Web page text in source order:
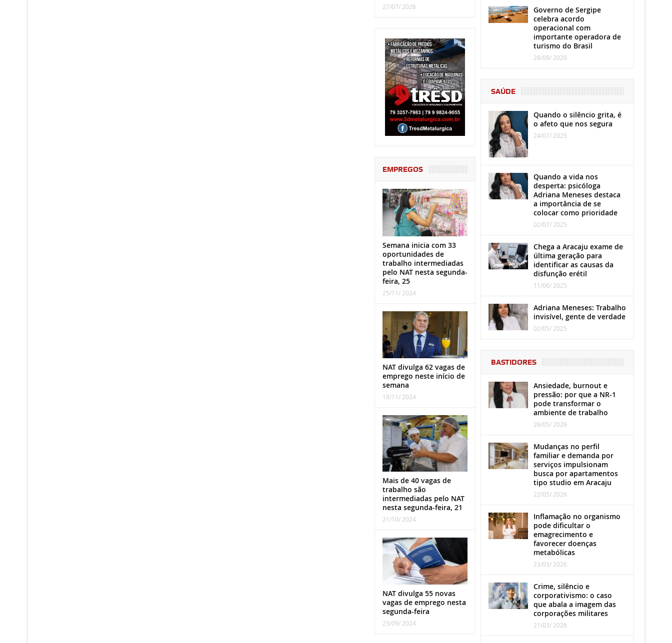
27/07/ 2026
EMPREGOS
Semana inicia com 33
oportunidades de
trabalho intermediadas
pelo NAT nesta segunda-
feira, 25
25/11/ 2024
NAT divulga 62 vagas de
emprego neste início de
semana
18/11/ 2024
Mais de 40 vagas de
trabalho são
intermediadas pelo NAT
nesta segunda-feira, 21
21/10/ 2024
NAT divulga 55 novas
vagas de emprego nesta
segunda-feira
23/09/ 2024
Governo de Sergipe
celebra acordo
operacional com
importante operadora de
turismo do Brasil
28/09/ 2020
SAÚDE
Quando o silêncio grita, é
o afeto que nos segura
24/07/ 2025
Quando a vida nos
desperta: psicóloga
Adriana Meneses destaca
a importância de se
colocar como prioridade
02/07/ 2025
Chega a Aracaju exame de
última geração para
identificar as causas da
disfunção erétil
11/06/ 2025
Adriana Meneses: Trabalho
invisível, gente de verdade
02/05/ 2025
BASTIDORES
Ansiedade, burnout e
pressão: por que a NR-1
pode transformar o
ambiente de trabalho
26/05/ 2026
Mudanças no perfil
familiar e demanda por
serviços impulsionam
busca por apartamentos
tipo studio em Aracaju
22/05/ 2026
Inflamação no organismo
pode dificultar o
emagrecimento e
favorecer doenças
metabólicas
23/03/ 2026
Crime, silêncio e
corporativismo: o caso
que abala a imagem das
corporações militares
21/03/ 2026